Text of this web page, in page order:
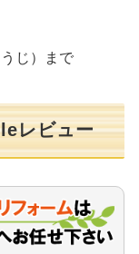
うじ）まで
レビュー